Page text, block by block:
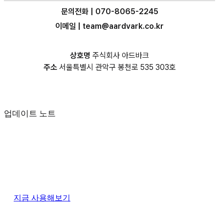
문의전화 | 070-8065-2245
이메일 | team@aardvark.co.kr
상호명 주식회사 아드바크
주소서울특별시 관악구 봉천로 535 303호
업데이트 노트
지금 사용해보기